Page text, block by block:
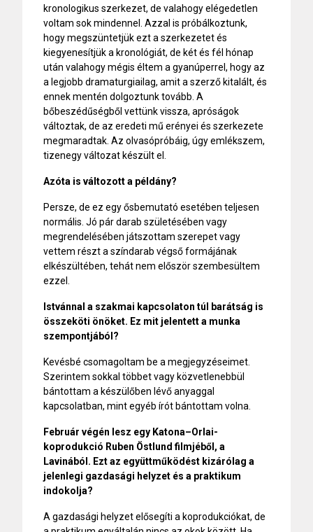
kronologikus szerkezet, de valahogy elégedetlen
voltam sok mindennel. Azzal is próbálkoztunk,
hogy megszüntetjük ezt a szerkezetet és
kiegyenesítjük a kronológiát, de két és fél hónap
után valahogy mégis éltem a gyanúperrel, hogy az
a legjobb dramaturgiailag, amit a szerző kitalált, és
ennek mentén dolgoztunk tovább. A
bőbeszédűségből vettünk vissza, apróságok
változtak, de az eredeti mű erényei és szerkezete
megmaradtak. Az olvasópróbáig, úgy emlékszem,
tizenegy változat készült el.
Azóta is változott a példány?
Persze, de ez egy ősbemutató esetében teljesen
normális. Jó pár darab születésében vagy
megrendelésében játszottam szerepet vagy
vettem részt a színdarab végső formájának
elkészültében, tehát nem először szembesültem
ezzel.
Istvánnal a szakmai kapcsolaton túl barátság is
összeköti önöket. Ez mit jelentett a munka
szempontjából?
Kevésbé csomagoltam be a megjegyzéseimet.
Szerintem sokkal többet vagy közvetlenebbül
bántottam a készülőben lévő anyaggal
kapcsolatban, mint egyéb írót bántottam volna.
Február végén lesz egy Katona–Orlai-
koprodukció Ruben Östlund filmjéből, a
Lavinából. Ezt az együttműködést kizárólag a
jelenlegi gazdasági helyzet és a praktikum
indokolja?
A gazdasági helyzet elősegíti a koprodukciókat, de